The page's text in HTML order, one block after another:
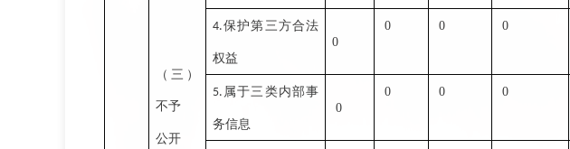
（三）
不予
公开
4.保护第三方合法
权益
0
0 0 0
5. 属于三类内部事
务信息
0
0 0 0